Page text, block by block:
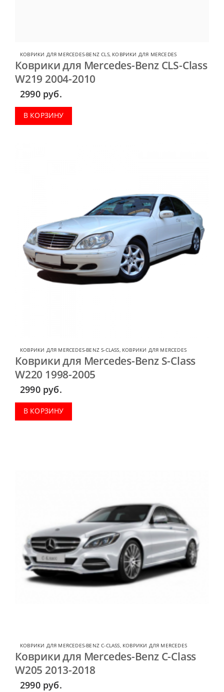
КОВРИКИ ДЛЯ MERCEDES-BENZ CLS, КОВРИКИ ДЛЯ MERCEDES
Коврики для Mercedes-Benz CLS-Class
W219 2004-2010
2990 руб.
В КОРЗИНУ
КОВРИКИ ДЛЯ MERCEDES-BENZ S-CLASS, КОВРИКИ ДЛЯ MERCEDES
Коврики для Mercedes-Benz S-Class
W220 1998-2005
2990 руб.
В КОРЗИНУ
КОВРИКИ ДЛЯ MERCEDES-BENZ C-CLASS, КОВРИКИ ДЛЯ MERCEDES
Коврики для Mercedes-Benz C-Class
W205 2013-2018
2990 руб.